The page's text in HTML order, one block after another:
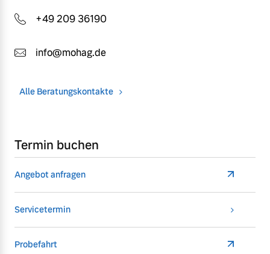
+49 209 36190
info@mohag.de
Alle Beratungskontakte
Termin buchen
Angebot anfragen
Servicetermin
Probefahrt